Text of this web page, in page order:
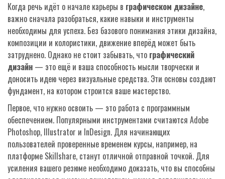
Когда речь идёт о начале карьеры в графическом дизайне,
важно сначала разобраться, какие навыки и инструменты
необходимы для успеха. Без базового понимания этики дизайна,
композиции и колористики, движение вперёд может быть
затруднено. Однако не стоит забывать, что графический
дизайн — это ещё и ваша способность мысли творчески и
доносить идею через визуальные средства. Эти основы создают
фундамент, на котором строится ваше мастерство.
Первое, что нужно освоить — это работа с программным
обеспечением. Популярными инструментами считаются Adobe
Photoshop, Illustrator и InDesign. Для начинающих
пользователей проверенные временем курсы, например, на
платформе Skillshare, станут отличной отправной точкой. Для
усиления вашего резюме необходимо доказать, что вы способны